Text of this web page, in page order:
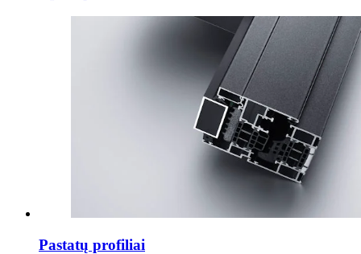
Pastatų profiliai